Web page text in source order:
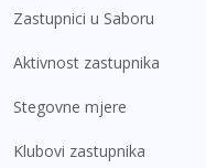
Zastupnici u Saboru
Aktivnost zastupnika
Stegovne mjere
Klubovi zastupnika